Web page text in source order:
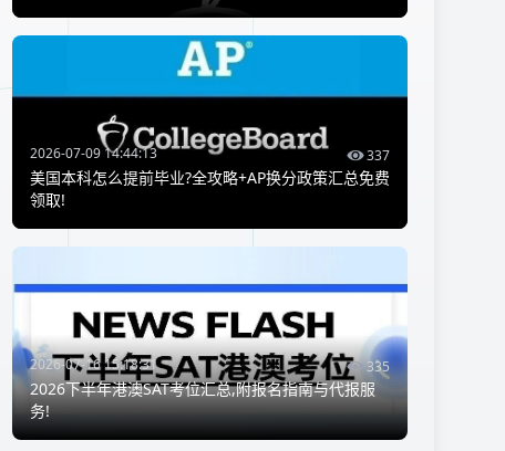
2026-07-09 14:44:13 337
美国本科怎么提前毕业?全攻略+AP换分政策汇总免费
领取!
2026-07-16 15:18:31 335
2026下半年港澳SAT考位汇总,附报名指南与代报服
务!